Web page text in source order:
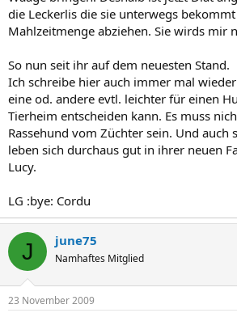
die Leckerlis die sie unterwegs
Mahlzeitmenge abziehen. Sie wirds mir
So nun seit ihr auf dem neuesten Stand.
Ich schreibe hier auch immer mal
eine od. andere evtl. leichter für einen
Tierheim entscheiden kann. Es muss
Rassehund vom Züchter sein. Und auch
leben sich durchaus gut in ihrer neuen
Lucy.
LG :bye: Cordu
J june75
Namhaftes Mitglied
23 November 2009